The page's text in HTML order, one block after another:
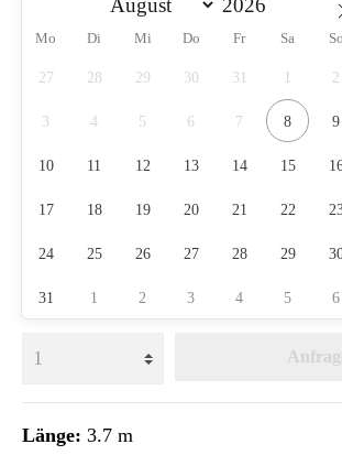
Mo Di Mi Do Fr Sa So
27 28 29 30 31 2
3 4 5 6 7 8 9
10 11 12 13 14 15
17 18 19 20 21 22
24 25 26 27 28 29
31 1 2 3 4 5 6
Länge: 3.7 m